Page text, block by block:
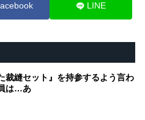
LINE
裁縫セット』を持参するよう言わ
は…あ